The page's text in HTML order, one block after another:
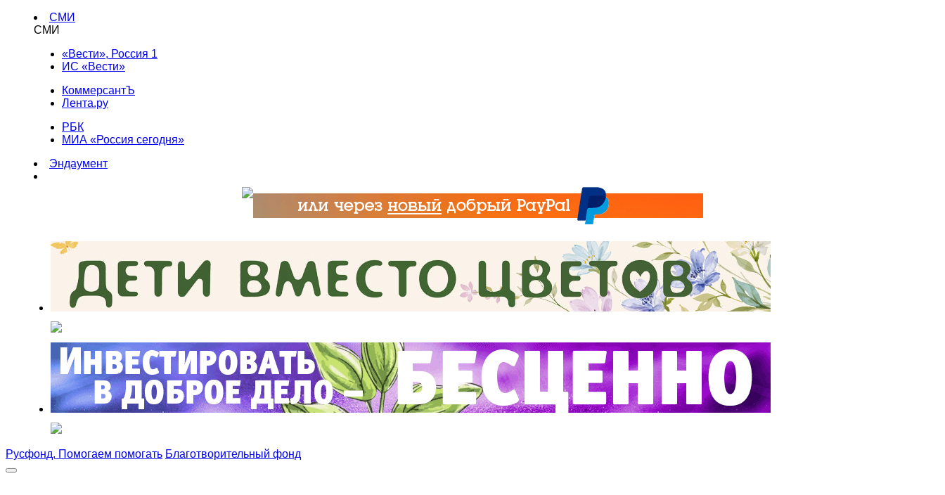
СМИ
СМИ
«Вести», Россия 1
ИС «Вести»
КоммерсантЪ
Лента.ру
РБК
МИА «Россия сегодня»
Эндаумент
Русфонд. Помогаем помогать Благотворительный фонд